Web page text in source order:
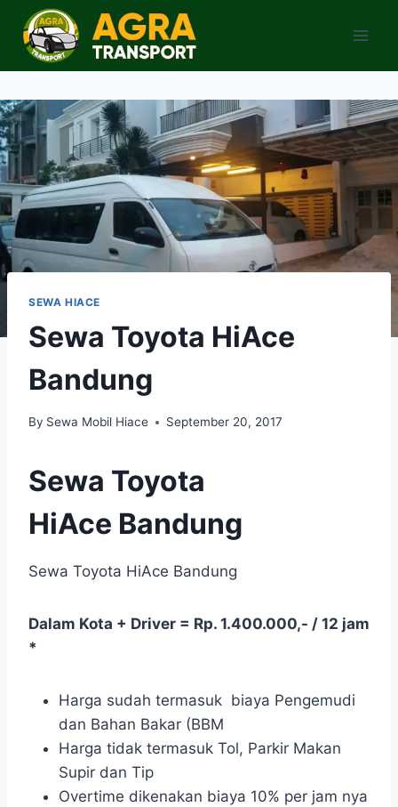
content
SEWA HIACE
Sewa Toyota HiAce
Bandung
By Sewa Mobil Hiace September 20, 2017
Sewa Toyota
HiAce Bandung
Sewa Toyota HiAce Bandung
Dalam Kota + Driver = Rp. 1.400.000,- / 12 jam
*
Harga sudah termasuk biaya Pengemudi
dan Bahan Bakar (BBM
Harga tidak termasuk Tol, Parkir Makan
Supir dan Tip
Overtime dikenakan biaya 10% per jam nya